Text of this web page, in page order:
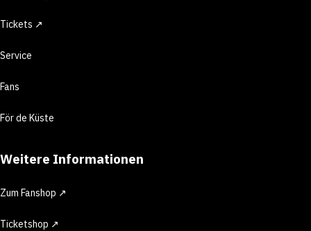
Tickets ↗
Service
Fans
För de Küste
Weitere Informationen
Zum Fanshop ↗
Ticketshop ↗